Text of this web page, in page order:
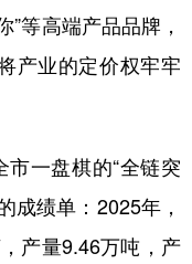
等高端产品品牌，
产业的定价权牢牢
一盘棋的“全链突
成绩单：2025年，
产量9.46万吨，产